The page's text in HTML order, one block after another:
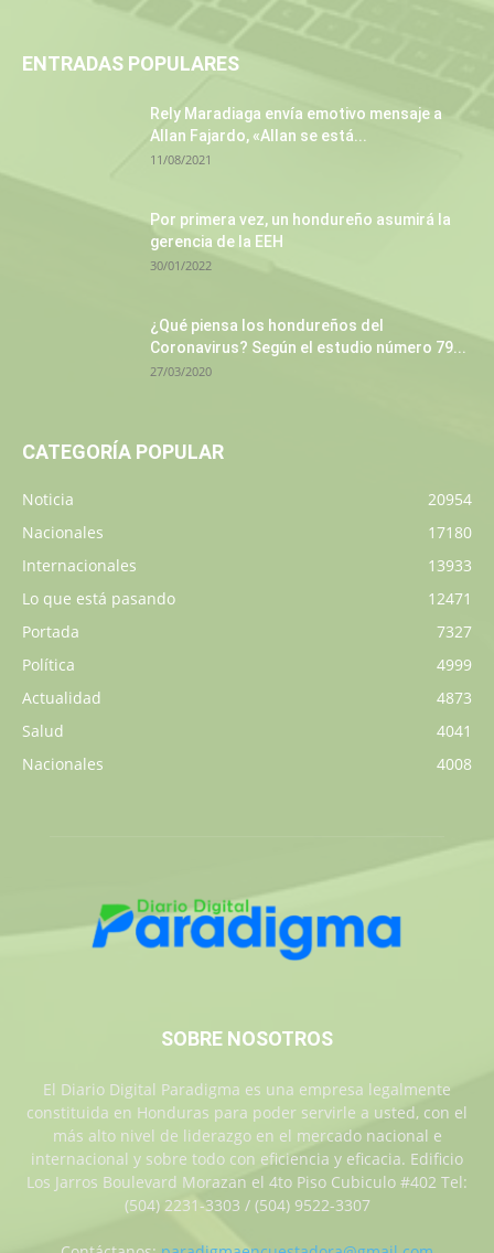
ENTRADAS POPULARES
Rely Maradiaga envía emotivo mensaje a
Allan Fajardo, «Allan se está...
11/08/2021
Por primera vez, un hondureño asumirá la
gerencia de la EEH
30/01/2022
¿Qué piensa los hondureños del
Coronavirus? Según el estudio número 79...
27/03/2020
CATEGORÍA POPULAR
Noticia
20954
Nacionales
17180
Internacionales
13933
Lo que está pasando
12471
Portada
7327
Política
4999
Actualidad
4873
Salud
4041
Nacionales
4008
SOBRE NOSOTROS
El Diario Digital Paradigma es una empresa legalmente
constituida en Honduras para poder servirle a usted, con el
más alto nivel de liderazgo en el mercado nacional e
internacional y sobre todo con eficiencia y eficacia. Edificio
Los Jarros Boulevard Morazan el 4to Piso Cubiculo #402 Tel:
(504) 2231-3303 / (504) 9522-3307